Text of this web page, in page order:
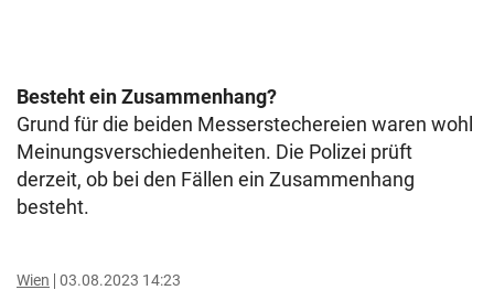
Besteht ein Zusammenhang?
Grund für die beiden Messerstechereien waren wohl
Meinungsverschiedenheiten. Die Polizei prüft
derzeit, ob bei den Fällen ein Zusammenhang
besteht.
Wien 03.08.2023 14:23